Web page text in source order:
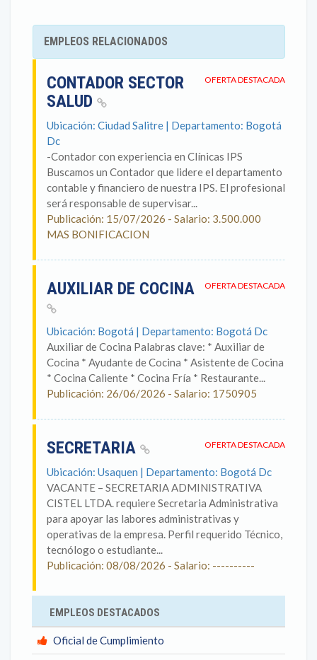
EMPLEOS RELACIONADOS
OFERTA DESTACADA
CONTADOR SECTOR
SALUD
Ubicación: Ciudad Salitre | Departamento: Bogotá
Dc
-Contador con experiencia en Clínicas IPS
Buscamos un Contador que lidere el departamento
contable y financiero de nuestra IPS. El profesional
será responsable de supervisar...
Publicación: 15/07/2026 - Salario: 3.500.000
MAS BONIFICACION
OFERTA DESTACADA
AUXILIAR DE COCINA
Ubicación: Bogotá | Departamento: Bogotá Dc
Auxiliar de Cocina Palabras clave: * Auxiliar de
Cocina * Ayudante de Cocina * Asistente de Cocina
* Cocina Caliente * Cocina Fría * Restaurante...
Publicación: 26/06/2026 - Salario: 1750905
OFERTA DESTACADA
SECRETARIA
Ubicación: Usaquen | Departamento: Bogotá Dc
VACANTE – SECRETARIA ADMINISTRATIVA
CISTEL LTDA. requiere Secretaria Administrativa
para apoyar las labores administrativas y
operativas de la empresa. Perfil requerido Técnico,
tecnólogo o estudiante...
Publicación: 08/08/2026 - Salario: ----------
EMPLEOS DESTACADOS
Oficial de Cumplimiento